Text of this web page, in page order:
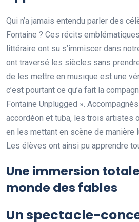
Qui n’a jamais entendu parler des
Fontaine ? Ces récits
littéraire ont su s’immiscer dans
ont traversé les siècles sans
de les mettre en musique est une
c’est pourtant ce qu’a fait la
Fontaine Unplugged ».
accordéon et tuba, les trois artistes
en les mettant en scène de manière
Les élèves ont ainsi pu apprendre
Une immersion
monde des fables
Un spectacle-